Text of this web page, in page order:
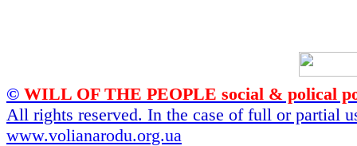
© WILL OF THE PEOPLE social & polical
All rights reserved. In the case of full or partial
www.volianarodu.org.ua